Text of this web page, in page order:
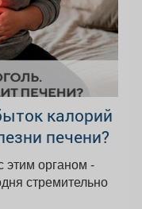
калорий
печени?
этим органом -
стремительно